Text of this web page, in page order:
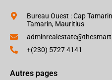
Bureau Ouest : Cap
Tamarin, Mauritius
+(230) 5727 4141
Autres pages